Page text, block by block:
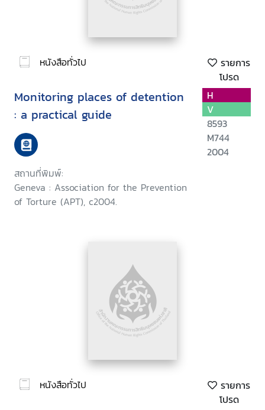
หนังสือทั่วไป
รายการ
โปรด
Monitoring places of detention
: a practical guide
สถานที่พิมพ์:
Geneva : Association for the Prevention
of Torture (APT), c2004.
H
V
8593
M744
2004
หนังสือทั่วไป
รายการ
โปรด